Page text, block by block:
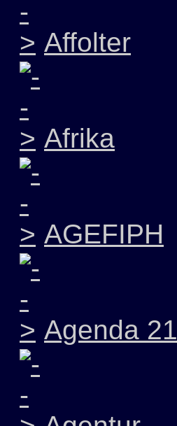
Affolter
Afrika
AGEFIPH
Agenda 21